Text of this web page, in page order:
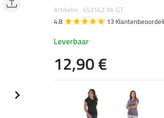
Artikelnr.: 653162-M-GT
4.8
13
Leverbaar
12,90 €